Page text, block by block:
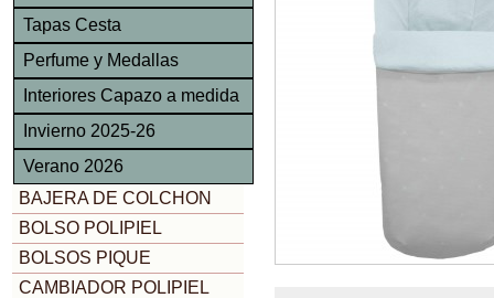
Tapas Cesta
Perfume y Medallas
Interiores Capazo a medida
Invierno 2025-26
Verano 2026
BAJERA DE COLCHON
BOLSO POLIPIEL
BOLSOS PIQUE
CAMBIADOR POLIPIEL